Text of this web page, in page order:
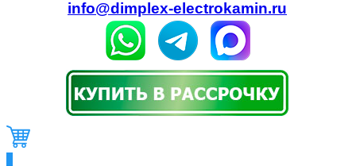
info@dimplex-electrokamin.ru